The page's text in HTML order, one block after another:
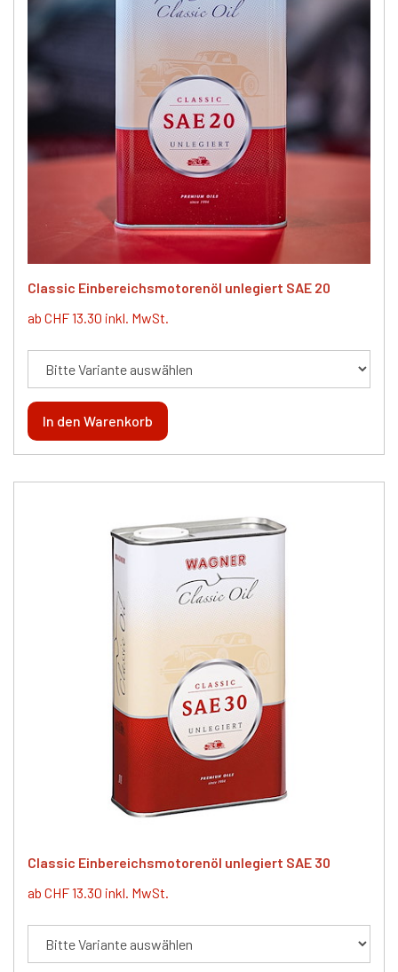
Classic Einbereichsmotorenöl unlegiert SAE 20
ab CHF 13.30 inkl. MwSt.
Classic Einbereichsmotorenöl unlegiert SAE 30
ab CHF 13.30 inkl. MwSt.